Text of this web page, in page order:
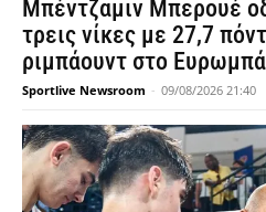
Μπέντζαμιν Μπερουέ
τρεις νίκες με 27,7
ριμπάουντ στο
Sportlive Newsroom - 09/08/2026 21:40